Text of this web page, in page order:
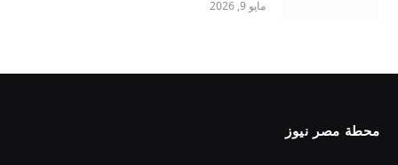
مايو 9, 2026
محطة مصر نيوز